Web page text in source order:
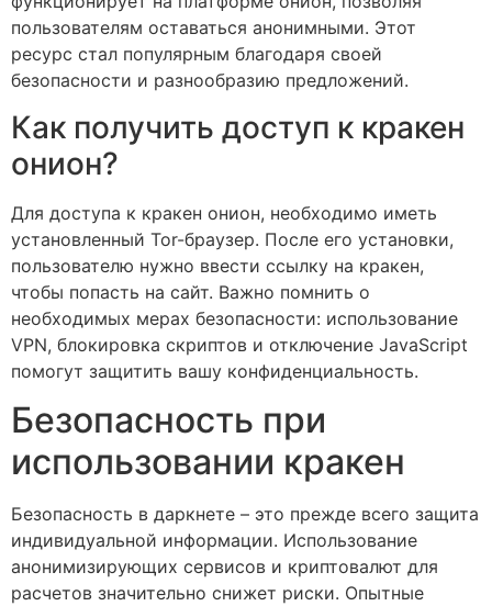
пользователям оставаться анонимными. Этот
ресурс стал популярным благодаря своей
безопасности и разнообразию предложений.
Как получить доступ к кракен
онион?
Для доступа к кракен онион, необходимо иметь
установленный Tor-браузер. После его установки,
пользователю нужно ввести ссылку на кракен,
чтобы попасть на сайт. Важно помнить о
необходимых мерах безопасности: использование
VPN, блокировка скриптов и отключение JavaScript
помогут защитить вашу конфиденциальность.
Безопасность при
использовании кракен
Безопасность в даркнете – это прежде всего защита
индивидуальной информации. Использование
анонимизирующих сервисов и криптовалют для
расчетов значительно снижет риски. Опытные